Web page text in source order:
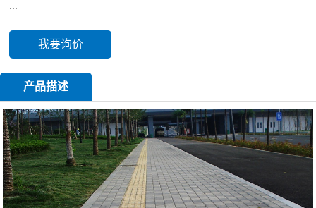
我要询价
产品描述